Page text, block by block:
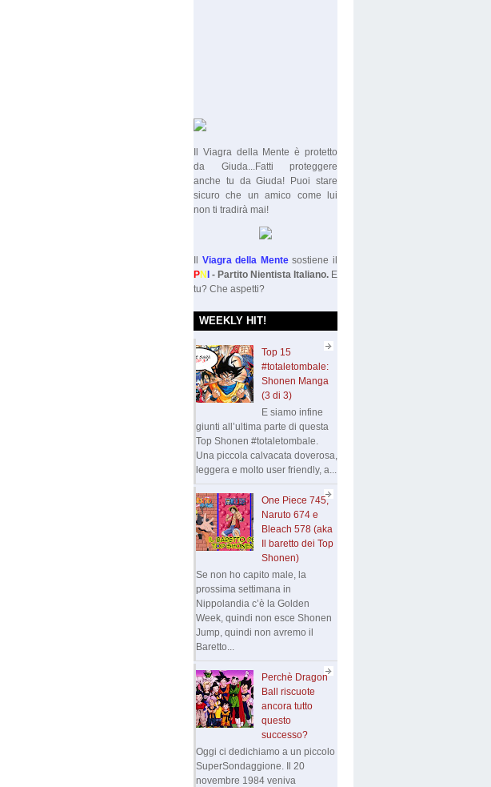
Il Viagra della Mente è protetto
da Giuda...Fatti proteggere
anche tu da Giuda! Puoi stare
sicuro che un amico come lui
non ti tradirà mai!
Il Viagra della Mentesostiene il
PNI - Partito Nientista Italiano. E
tu? Che aspetti?
WEEKLY HIT!
Top 15
#totaletombale:
Shonen Manga
(3 di 3)
E siamo infine
giunti all’ultima parte di questa
Top Shonen #totaletombale.
Una piccola calvacata doverosa,
leggera e molto user friendly, a...
One Piece 745,
Naruto 674 e
Bleach 578 (aka
Il baretto dei Top
Shonen)
Se non ho capito male, la
prossima settimana in
Nippolandia c’è la Golden
Week, quindi non esce Shonen
Jump, quindi non avremo il
Baretto...
Perchè Dragon
Ball riscuote
ancora tutto
questo
successo?
Oggi ci dedichiamo a un piccolo
SuperSondaggione. Il 20
novembre 1984 veniva